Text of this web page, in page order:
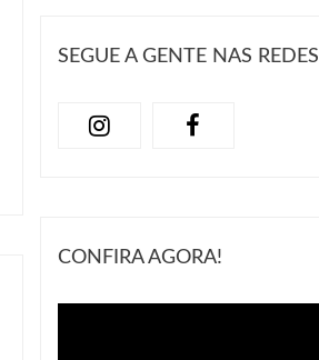
SEGUE A GENTE NAS REDES
CONFIRA AGORA!